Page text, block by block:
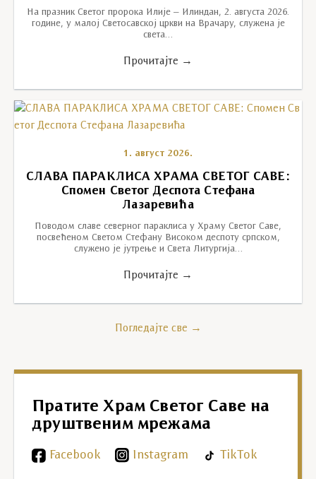
На празник Светог пророка Илије – Илиндан, 2. августа 2026.
године, у малој Светосавској цркви на Врачару, служена је
света…
Прочитајте →
1. август 2026.
СЛАВА ПАРАКЛИСА ХРАМА СВЕТОГ САВЕ:
Спомен Светог Деспота Стефана
Лазаревића
Поводом славе северног параклиса у Храму Светог Саве,
посвећеном Светом Стефану Високом деспоту српском,
служено је јутрење и Света Литургија…
Прочитајте →
Погледајте све →
Пратите Храм Светог Саве на
друштвеним мрежама
Facebook Instagram TikTok